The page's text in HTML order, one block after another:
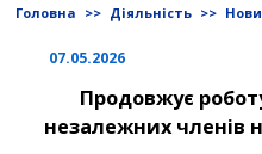
Головна >> Діяльність >>
07.05.2026
Продовжує
незалежних членів